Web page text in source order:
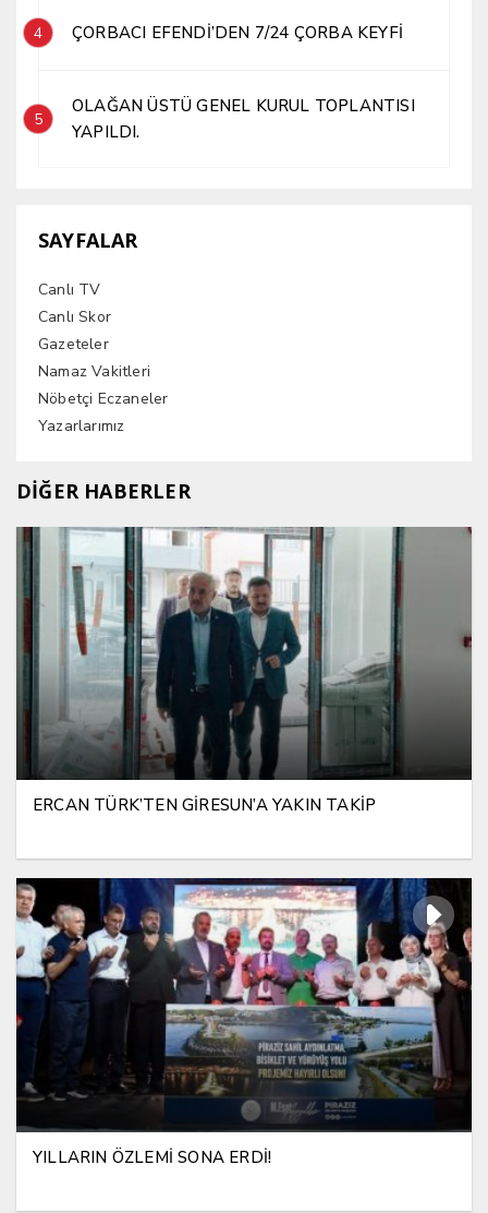
4 ÇORBACI EFENDİ’DEN 7/24 ÇORBA KEYFİ
5
OLAĞAN ÜSTÜ GENEL KURUL TOPLANTISI
YAPILDI.
SAYFALAR
Canlı TV
Canlı Skor
Gazeteler
Namaz Vakitleri
Nöbetçi Eczaneler
Yazarlarımız
DİĞER HABERLER
ERCAN TÜRK’TEN GİRESUN’A YAKIN TAKİP
YILLARIN ÖZLEMİ SONA ERDİ!